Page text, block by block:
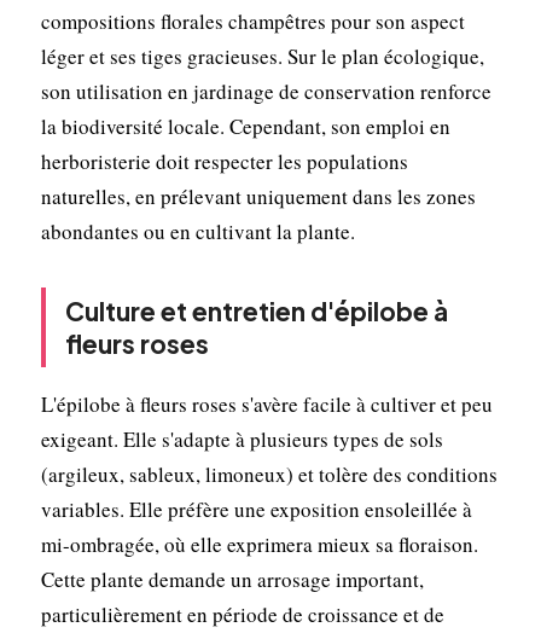
compositions florales champêtres pour son aspect
léger et ses tiges gracieuses. Sur le plan écologique,
son utilisation en jardinage de conservation renforce
la biodiversité locale. Cependant, son emploi en
herboristerie doit respecter les populations
naturelles, en prélevant uniquement dans les zones
abondantes ou en cultivant la plante.
Culture et entretien d'épilobe à
fleurs roses
L'épilobe à fleurs roses s'avère facile à cultiver et peu
exigeant. Elle s'adapte à plusieurs types de sols
(argileux, sableux, limoneux) et tolère des conditions
variables. Elle préfère une exposition ensoleillée à
mi-ombragée, où elle exprimera mieux sa floraison.
Cette plante demande un arrosage important,
particulièrement en période de croissance et de